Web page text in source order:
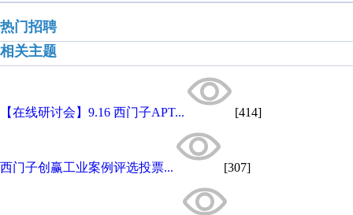
热门招聘
相关主题
【在线研讨会】9.16 西门子APT... [414]
西门子创赢工业案例评选投票... [307]